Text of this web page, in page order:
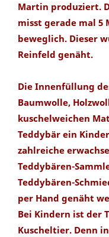
Martin produziert.
misst gerade mal
beweglich. Dieser
Reinfeld genäht.
Die Innenfüllung
Baumwolle,
kuschelweichen
Teddybär ein
zahlreiche
Teddybären-
Teddybären-
per Hand genäht
Bei Kindern ist der
Kuscheltier. Denn